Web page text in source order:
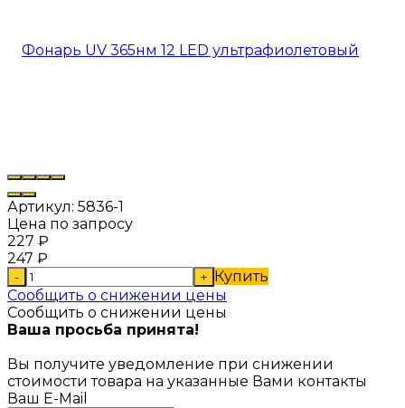
Артикул: 5836-1
Цена по запросу
227 ₽
247 ₽
- + Купить
Сообщить о снижении цены
Сообщить о снижении цены
Ваша просьба принята!
Вы получите уведомление при снижении
стоимости товара на указанные Вами контакты
Ваш E-Mail